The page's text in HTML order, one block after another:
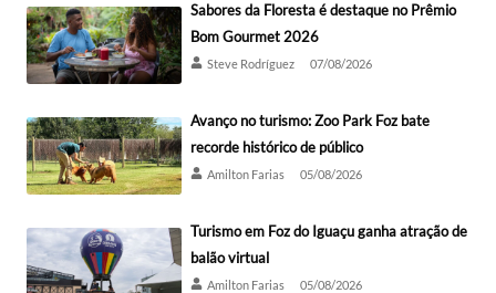
Sabores da Floresta é destaque no Prêmio
Bom Gourmet 2026
Steve Rodríguez 07/08/2026
Avanço no turismo: Zoo Park Foz bate
recorde histórico de público
Amilton Farias 05/08/2026
Turismo em Foz do Iguaçu ganha atração de
balão virtual
Amilton Farias 05/08/2026